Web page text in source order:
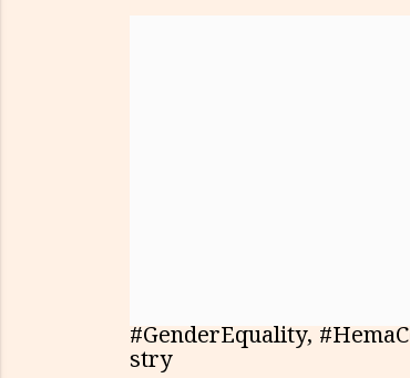
#GenderEquality,
stry